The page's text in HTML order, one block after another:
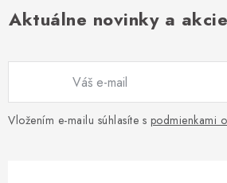
Aktuálne novinky a
Vložením e-mailu súhlasíte s podmienkami